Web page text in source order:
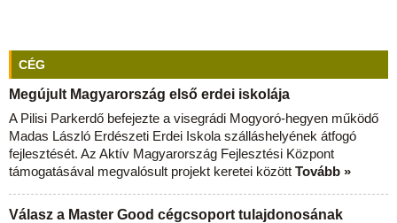
CÉG
Megújult Magyarország első erdei iskolája
A Pilisi Parkerdő befejezte a visegrádi Mogyoró-hegyen működő
Madas László Erdészeti Erdei Iskola szálláshelyének átfogó
fejlesztését. Az Aktív Magyarország Fejlesztési Központ
támogatásával megvalósult projekt keretei között Tovább »
Válasz a Master Good cégcsoport tulajdonosának